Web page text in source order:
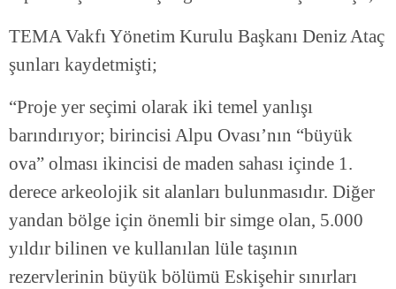
TEMA Vakfı Yönetim Kurulu Başkanı Deniz Ataç
şunları kaydetmişti;
“Proje yer seçimi olarak iki temel yanlışı
barındırıyor; birincisi Alpu Ovası’nın “büyük
ova” olması ikincisi de maden sahası içinde 1.
derece arkeolojik sit alanları bulunmasıdır. Diğer
yandan bölge için önemli bir simge olan, 5.000
yıldır bilinen ve kullanılan lüle taşının
rezervlerinin büyük bölümü Eskişehir sınırları